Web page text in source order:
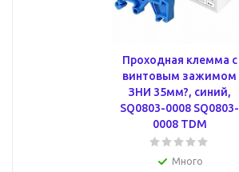
Проходная клемма с
винтовым зажимом
ЗНИ 35мм?, синий,
SQ0803-0008 SQ0803-
0008 TDM
Много